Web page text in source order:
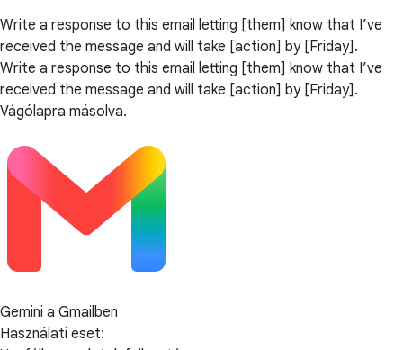
Write a response to this email letting [them] know that I’ve
received the message and will take [action] by [Friday].
Write a response to this email letting [them] know that I’ve
received the message and will take [action] by [Friday].
Vágólapra másolva.
Gemini a Gmailben
Használati eset: